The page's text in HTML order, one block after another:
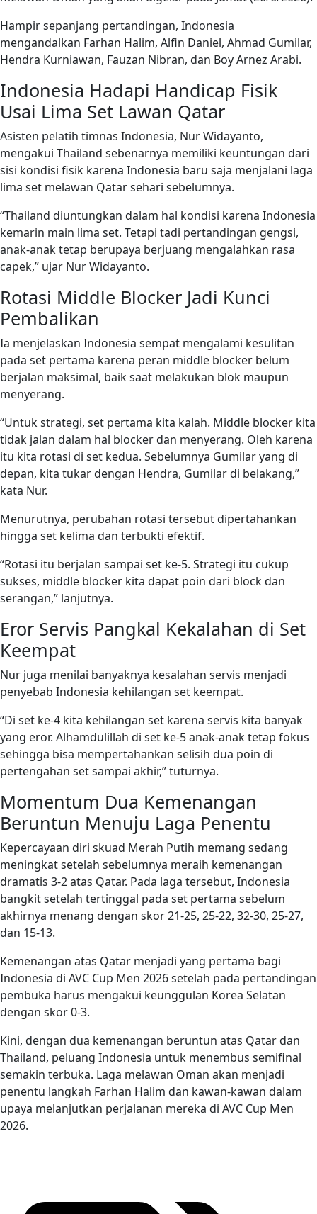
Hampir sepanjang pertandingan, Indonesia
mengandalkan Farhan Halim, Alfin Daniel, Ahmad Gumilar,
Hendra Kurniawan, Fauzan Nibran, dan Boy Arnez Arabi.
Indonesia Hadapi Handicap Fisik
Usai Lima Set Lawan Qatar
Asisten pelatih timnas Indonesia, Nur Widayanto,
mengakui Thailand sebenarnya memiliki keuntungan dari
sisi kondisi fisik karena Indonesia baru saja menjalani laga
lima set melawan Qatar sehari sebelumnya.
“Thailand diuntungkan dalam hal kondisi karena Indonesia
kemarin main lima set. Tetapi tadi pertandingan gengsi,
anak-anak tetap berupaya berjuang mengalahkan rasa
capek,” ujar Nur Widayanto.
Rotasi Middle Blocker Jadi Kunci
Pembalikan
Ia menjelaskan Indonesia sempat mengalami kesulitan
pada set pertama karena peran middle blocker belum
berjalan maksimal, baik saat melakukan blok maupun
menyerang.
“Untuk strategi, set pertama kita kalah. Middle blocker kita
tidak jalan dalam hal blocker dan menyerang. Oleh karena
itu kita rotasi di set kedua. Sebelumnya Gumilar yang di
depan, kita tukar dengan Hendra, Gumilar di belakang,”
kata Nur.
Menurutnya, perubahan rotasi tersebut dipertahankan
hingga set kelima dan terbukti efektif.
“Rotasi itu berjalan sampai set ke-5. Strategi itu cukup
sukses, middle blocker kita dapat poin dari block dan
serangan,” lanjutnya.
Eror Servis Pangkal Kekalahan di Set
Keempat
Nur juga menilai banyaknya kesalahan servis menjadi
penyebab Indonesia kehilangan set keempat.
“Di set ke-4 kita kehilangan set karena servis kita banyak
yang eror. Alhamdulillah di set ke-5 anak-anak tetap fokus
sehingga bisa mempertahankan selisih dua poin di
pertengahan set sampai akhir,” tuturnya.
Momentum Dua Kemenangan
Beruntun Menuju Laga Penentu
Kepercayaan diri skuad Merah Putih memang sedang
meningkat setelah sebelumnya meraih kemenangan
dramatis 3-2 atas Qatar. Pada laga tersebut, Indonesia
bangkit setelah tertinggal pada set pertama sebelum
akhirnya menang dengan skor 21-25, 25-22, 32-30, 25-27,
dan 15-13.
Kemenangan atas Qatar menjadi yang pertama bagi
Indonesia di AVC Cup Men 2026 setelah pada pertandingan
pembuka harus mengakui keunggulan Korea Selatan
dengan skor 0-3.
Kini, dengan dua kemenangan beruntun atas Qatar dan
Thailand, peluang Indonesia untuk menembus semifinal
semakin terbuka. Laga melawan Oman akan menjadi
penentu langkah Farhan Halim dan kawan-kawan dalam
upaya melanjutkan perjalanan mereka di AVC Cup Men
2026.